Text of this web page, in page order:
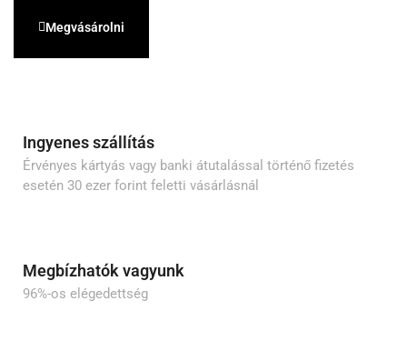
Megvásárolni
Ingyenes szállítás
Érvényes kártyás vagy banki átutalással történő fizetés
esetén 30 ezer forint feletti vásárlásnál
Megbízhatók vagyunk
96%-os elégedettség